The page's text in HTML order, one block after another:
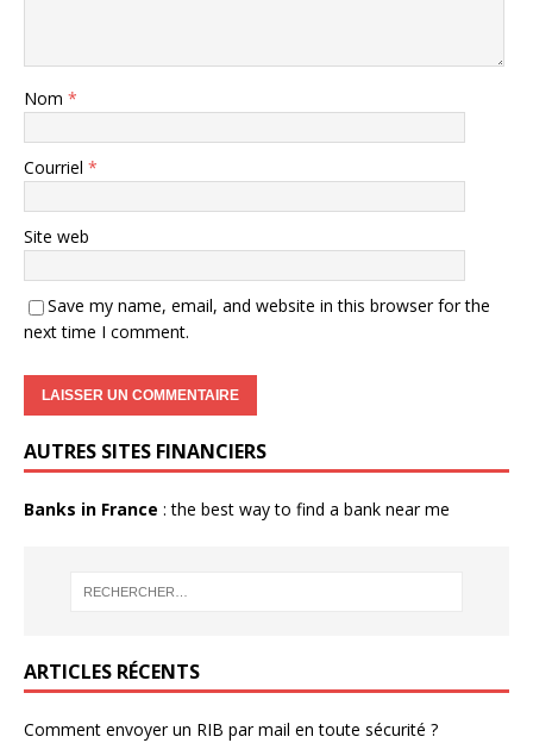
Nom *
Courriel *
Site web
Save my name, email, and website in this browser for the
next time I comment.
AUTRES SITES FINANCIERS
Banks in France : the best way to find a bank near me
ARTICLES RÉCENTS
Comment envoyer un RIB par mail en toute sécurité ?